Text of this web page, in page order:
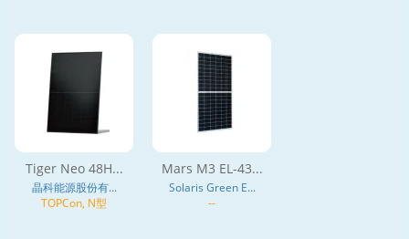
Tiger Neo 48H...
晶科能源股份有...
TOPCon, N型
Mars M3 EL-43...
Solaris Green E...
--